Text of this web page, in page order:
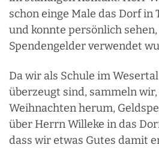
schon einge Male das Dorf in
und konnte persönlich
Spendengelder verwendet
Da wir als Schule im
überzeugt sind, sammeln
Weihnachten herum,
über Herrn Willeke in das
dass wir etwas Gutes damit